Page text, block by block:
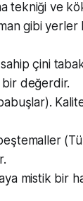
tekniği ve
gibi yerler
çini
bir değerdir.
mistik bir